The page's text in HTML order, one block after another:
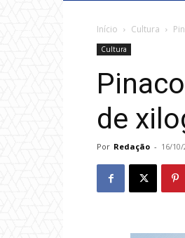
Início Cultura
Cultura
de
Por Redação - 16/